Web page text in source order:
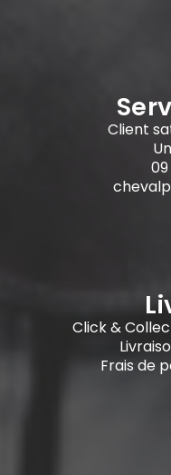
Client
Click &
Frais de